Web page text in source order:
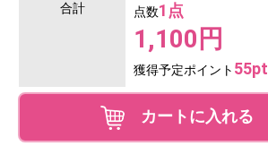
合計 点数1点
1,100円
獲得予定ポイント 55pt
カートに入れる